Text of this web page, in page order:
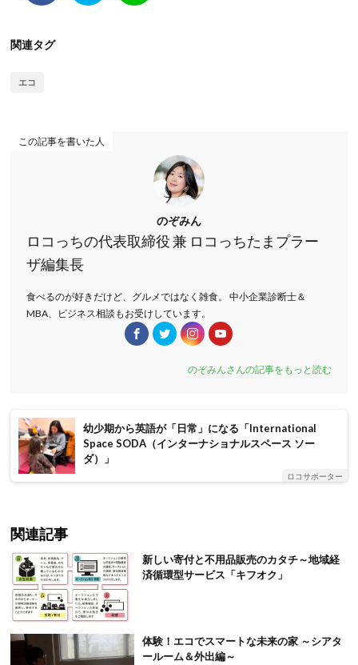
関連タグ
エコ
この記事を書いた人
のぞみん
ロコっちの代表取締役 兼 ロコっちたまプラー
ザ編集長
食べるのが好きだけど、グルメではなく雑食。 中小企業診断士＆
MBA、ビジネス相談もお受けしています。
のぞみんさんの記事をもっと読む
幼少期から英語が「日常」になる「International
Space SODA（インターナショナルスペース ソー
ダ）」
ロコサポーター
関連記事
新しい寄付と不用品販売のカタチ～地域経
済循環型サービス「キフオク」
体験！エコでスマートな未来の家 ～シアタ
ールーム＆外出編～